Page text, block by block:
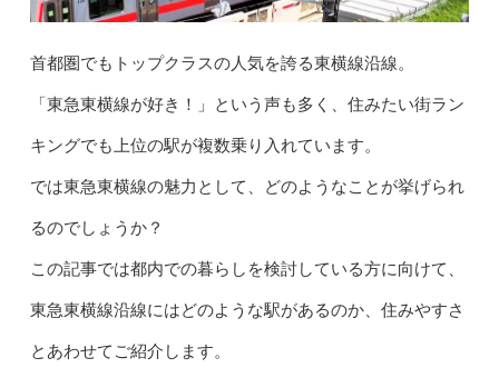
首都圏でもトップクラスの人気を誇る東横線沿線。
「東急東横線が好き！」という声も多く、住みたい街ラン
キングでも上位の駅が複数乗り入れています。
では東急東横線の魅力として、どのようなことが挙げられ
るのでしょうか？
この記事では都内での暮らしを検討している方に向けて、
東急東横線沿線にはどのような駅があるのか、住みやすさ
とあわせてご紹介します。